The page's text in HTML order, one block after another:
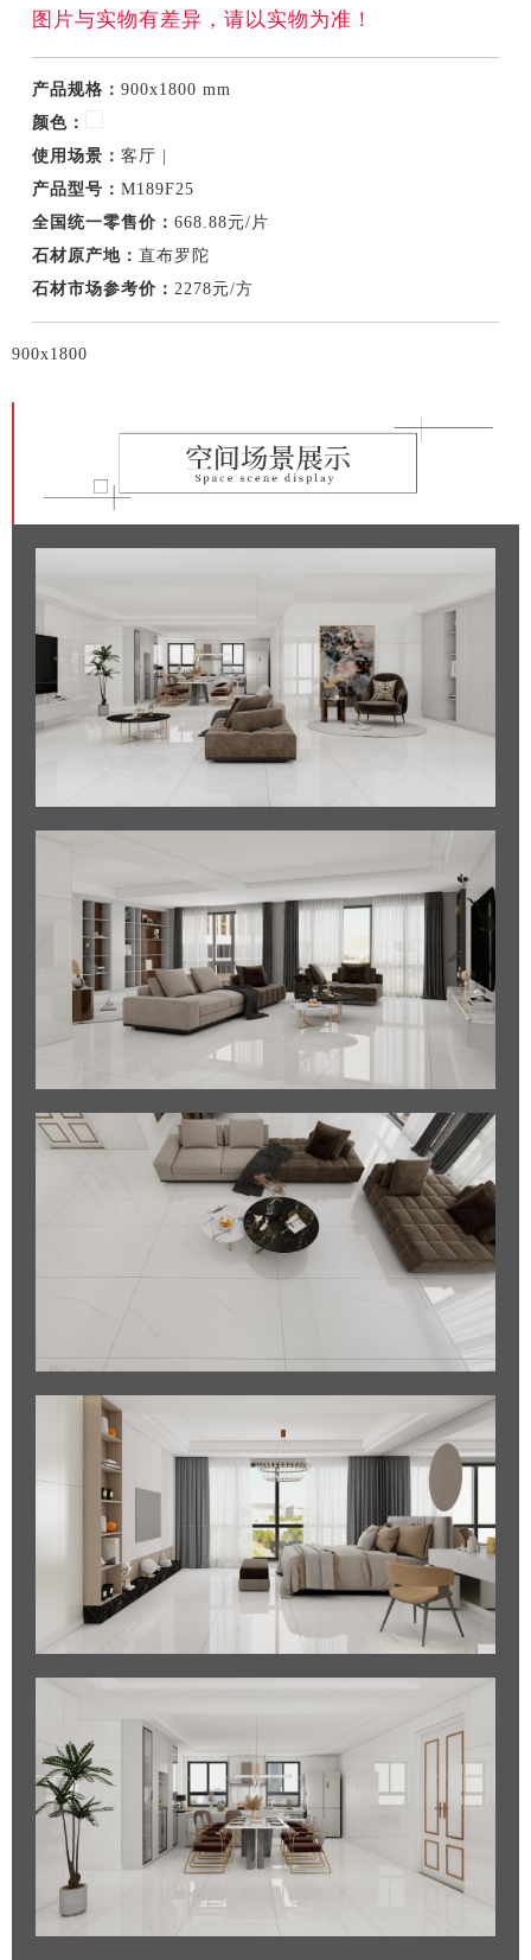
图片与实物有差异，请以实物为准！
产品规格：900x1800 mm
颜色：
使用场景：客厅 |
产品型号：M189F25
全国统一零售价：668.88元/片
石材原产地：直布罗陀
石材市场参考价：2278元/方
900x1800